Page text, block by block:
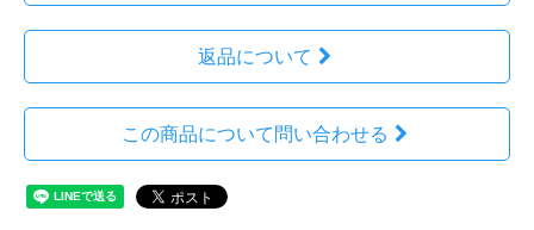
返品について
この商品について問い合わせる